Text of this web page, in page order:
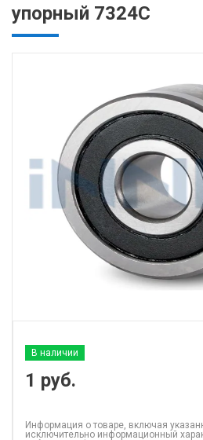
упорный 7324C
В наличии
1 руб.
Информация о товаре, включая
исключительно информационный